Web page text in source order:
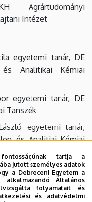
Agrártudományi
Intézet
egyetemi tanár, DE
Analitikai Kémiai
egyetemi tanár, DE
Tanszék
egyetemi tanár,
és Analitiai Kémiai
tanár, DE TTK
tartja a
jutott személyes adatok
a Debreceni Egyetem a
alkalmazandó Általános
folyamatait és
és adatvédelmi